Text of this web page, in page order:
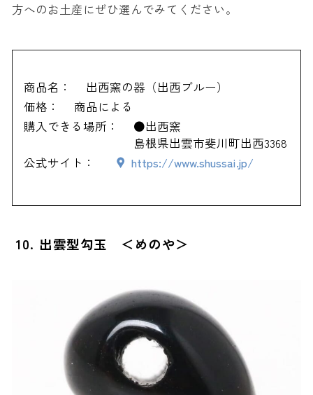
方へのお土産にぜひ選んでみてください。
商品名：
出西窯の器（出西ブルー）
価格：
商品による
購入できる場所：
●出西窯
島根県出雲市斐川町出西3368
公式サイト：
https://www.shussai.jp/
10. 出雲型勾玉 ＜めのや＞